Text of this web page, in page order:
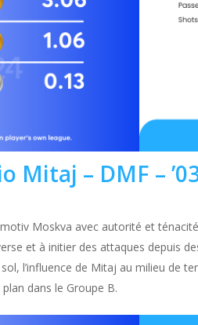
Mitaj – DMF –
Moskva avec autorité et
et à initier des attaques depuis
l’influence de Mitaj au milieu de
dans le Groupe B.